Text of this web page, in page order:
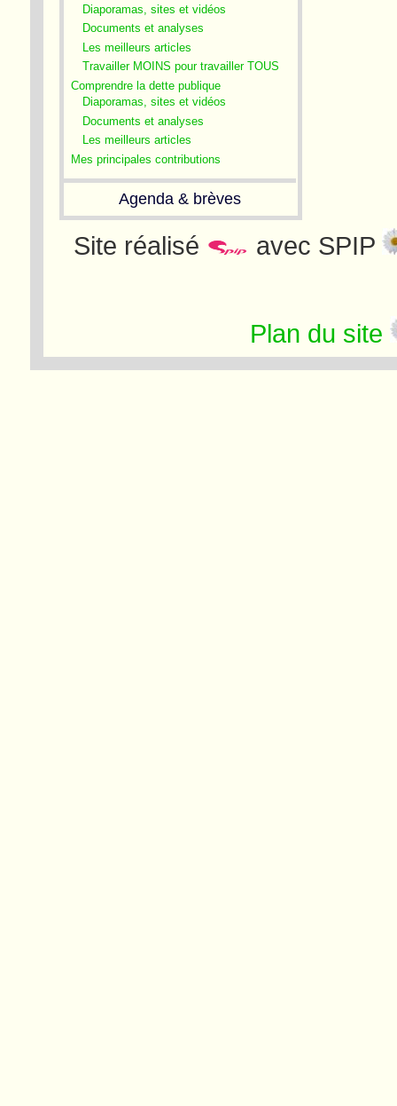
Diaporamas, sites et vidéos
Documents et analyses
Les meilleurs articles
Travailler MOINS pour travailler TOUS
Comprendre la dette publique
Diaporamas, sites et vidéos
Documents et analyses
Les meilleurs articles
Mes principales contributions
Agenda & brèves
Site réalisé avec SPIP
Plan du site